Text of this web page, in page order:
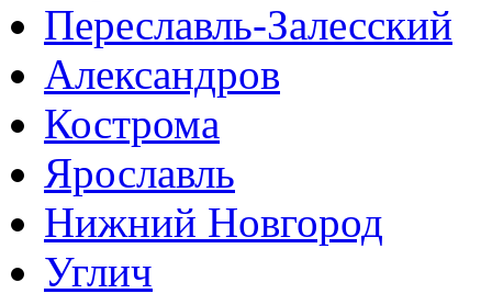
Переславль-Залесский
Александров
Кострома
Ярославль
Нижний Новгород
Углич